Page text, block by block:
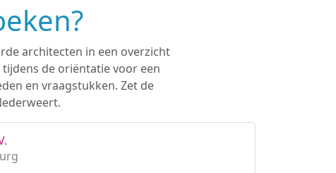
architecten in een overzicht
de oriëntatie voor een
en vraagstukken. Zet de